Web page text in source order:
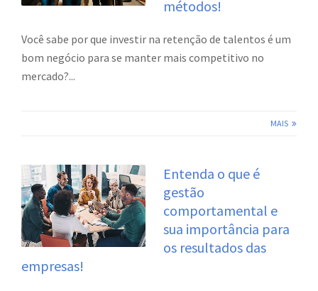
métodos!
Você sabe por que investir na retenção de talentos é um
bom negócio para se manter mais competitivo no
mercado?...
MAIS
Entenda o que é
gestão
comportamental e
sua importância para
os resultados das
empresas!